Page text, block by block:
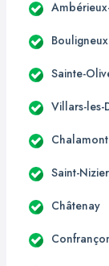
Bouligneux
Sainte-
Villars-les-
Chalamont
Saint-
Châtenay